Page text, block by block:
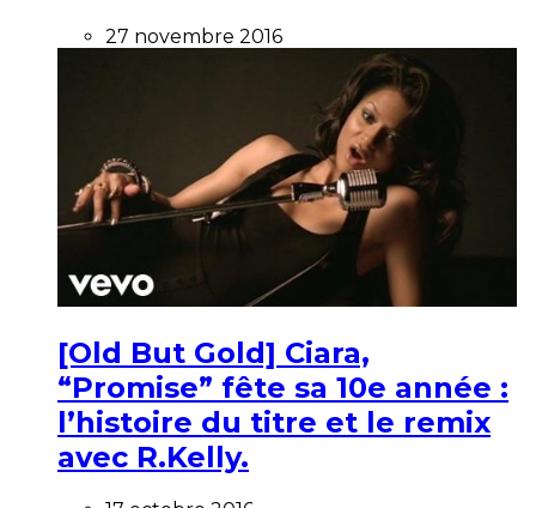
27 novembre 2016
[Old But Gold] Ciara,
“Promise” fête sa 10e année :
l’histoire du titre et le remix
avec R.Kelly.